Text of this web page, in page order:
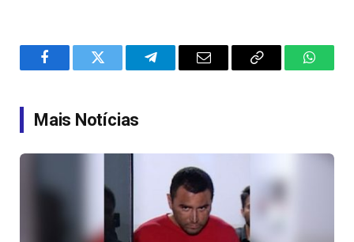
FacebookTwitter TelegramEmail
Copy
Mais Notícias